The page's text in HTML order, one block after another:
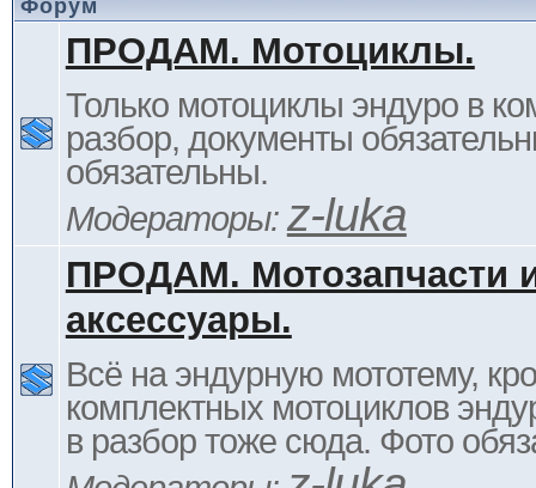
Форум
ПРОДАМ. Мотоциклы.
Только мотоциклы эндуро в
разбор, документы
обязательны.
Модераторы: z-luka
ПРОДАМ. Мотозапчасти
аксессуары.
Всё на эндурную мототему,
комплектных мотоциклов
в разбор тоже сюда. Фото